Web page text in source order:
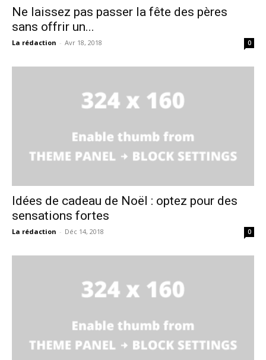
Ne laissez pas passer la fête des pères
sans offrir un...
La rédaction - Avr 18, 2018 0
Idées de cadeau de Noël : optez pour des
sensations fortes
La rédaction - Déc 14, 2018 0